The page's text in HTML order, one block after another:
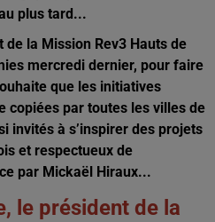
plus tard...
la Mission Rev3 Hauts de
mercredi dernier, pour faire
que les initiatives
copiées par toutes les villes de
invités à s’inspirer des projets
et respectueux de
par Mickaël Hiraux...
le président de la